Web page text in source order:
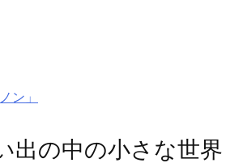
ン」
出の中の小さな世界